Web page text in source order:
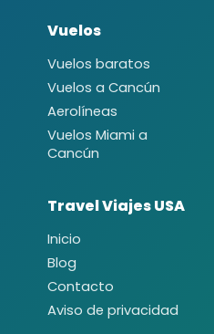
Vuelos
Vuelos baratos
Vuelos a Cancún
Aerolíneas
Vuelos Miami a
Cancún
Travel Viajes USA
Inicio
Blog
Contacto
Aviso de privacidad